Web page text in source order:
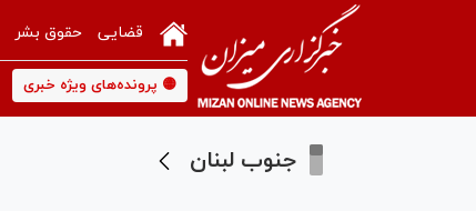
قضایی حقوق بشر
🟡 پرونده‌های ویژه خبری
جنوب لبنان